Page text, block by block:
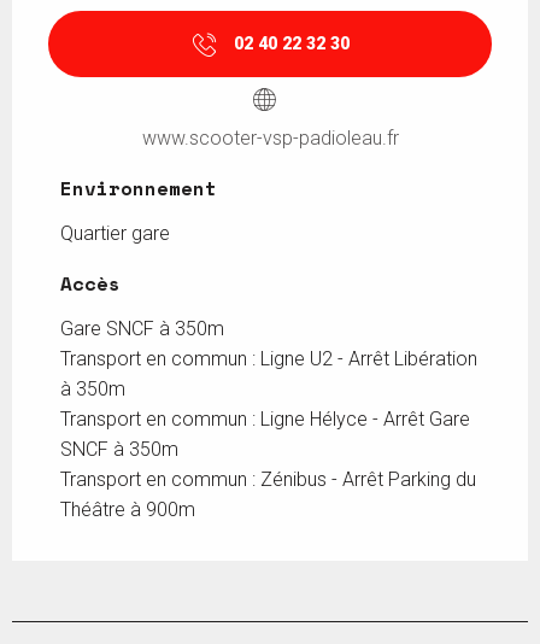
02 40 22 32 30
www.scooter-vsp-padioleau.fr
Environnement
Environnement
Quartier gare
Accès
Accès
Gare SNCF à 350m
Transport en commun : Ligne U2 - Arrêt Libération
à 350m
Transport en commun : Ligne Hélyce - Arrêt Gare
SNCF à 350m
Transport en commun : Zénibus - Arrêt Parking du
Théâtre à 900m